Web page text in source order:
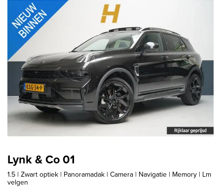
Lynk & Co 01
1.5 | Zwart optiek | Panoramadak | Camera | Navigatie | Memory | Lm
velgen